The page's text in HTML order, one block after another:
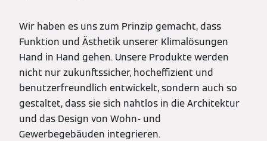
Wir haben es uns zum Prinzip gemacht, dass
Funktion und Ästhetik unserer Klimalösungen
Hand in Hand gehen. Unsere Produkte werden
nicht nur zukunftssicher, hocheffizient und
benutzerfreundlich entwickelt, sondern auch so
gestaltet, dass sie sich nahtlos in die Architektur
und das Design von Wohn- und
Gewerbegebäuden integrieren.